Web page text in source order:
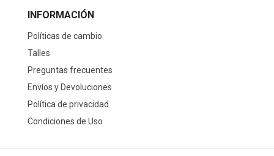
INFORMACIÓN
Políticas de cambio
Talles
Preguntas frecuentes
Envíos y Devoluciones
Política de privacidad
Condiciones de Uso